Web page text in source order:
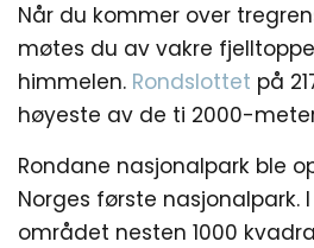
Når du kommer over
møtes du av vakre
himmelen. Rondslottet på
høyeste av de ti 2000-
Rondane nasjonalpark ble
Norges første nasjonalpark.
området nesten 1000